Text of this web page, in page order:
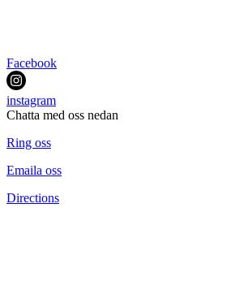
Facebook
instagram
Chatta med oss nedan
Ring oss
Emaila oss
Directions